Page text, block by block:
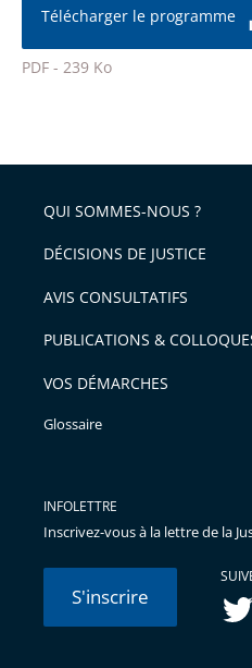
de
l'article
pour
de
police
Télécharger le programme
PDF - 239 Ko
l'article
pour
avant
QUI SOMMES-NOUS ?
DÉCISIONS DE JUSTICE
AVIS CONSULTATIFS
PUBLICATIONS &
VOS DÉMARCHES
Glossaire
INFOLETTRE
Inscrivez-vous à la lettre de la
S'inscrire